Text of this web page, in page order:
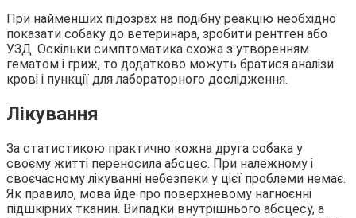
При найменших підозрах на подібну реакцію необхідно
показати собаку до ветеринара, зробити рентген або
УЗД. Оскільки симптоматика схожа з утворенням
гематом і гриж, то додатково можуть братися аналізи
крові і пункції для лабораторного дослідження.
Лікування
За статистикою практично кожна друга собака у
своєму житті переносила абсцес. При належному і
своєчасному лікуванні небезпеки у цієї проблеми немає.
Як правило, мова йде про поверхневому нагноєнні
підшкірних тканин. Випадки внутрішнього абсцесу, а